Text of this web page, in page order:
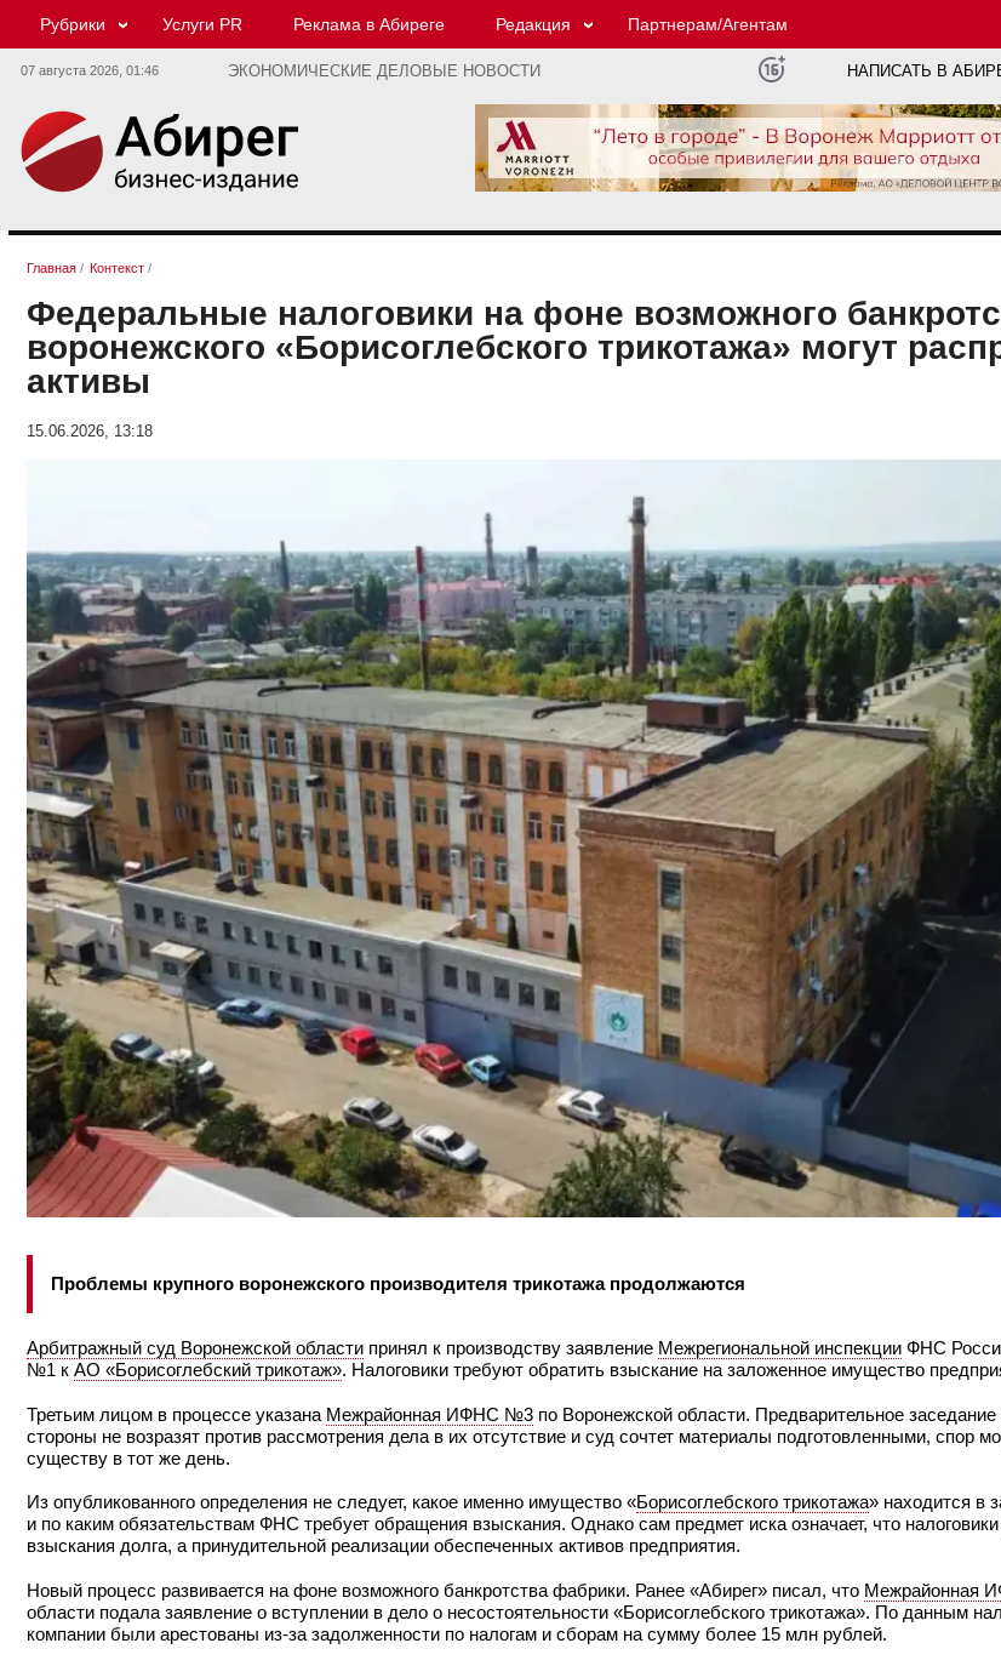
Рубрики Услуги PR Реклама в Абиреге Редакция Партнерам/Агентам
07 августа 2026, 01:46 ЭКОНОМИЧЕСКИЕ ДЕЛОВЫЕ НОВОСТИ НАПИСАТЬ В
Главная / Контекст /
Федеральные налоговики на фоне возможного
воронежского «Борисоглебского трикотажа» могут
активы
15.06.2026, 13:18
Проблемы крупного воронежского производителя трикотажа продолжаются
Арбитражный суд Воронежской области принял к производству заявление Межрегиональной инспекции ФНС
№1 к АО «Борисоглебский трикотаж». Налоговики требуют обратить взыскание на заложенное имущество
Третьим лицом в процессе указана Межрайонная ИФНС №3 по Воронежской области. Предварительное
стороны не возразят против рассмотрения дела в их отсутствие и суд сочтет материалы подготовленными, спор
существу в тот же день.
Из опубликованного определения не следует, какое именно имущество «Борисоглебского трикотажа» находится в
и по каким обязательствам ФНС требует обращения взыскания. Однако сам предмет иска означает, что
взыскания долга, а принудительной реализации обеспеченных активов предприятия.
Новый процесс развивается на фоне возможного банкротства фабрики. Ранее «Абирег» писал, что Межрайонная
области подала заявление о вступлении в дело о несостоятельности «Борисоглебского трикотажа». По данным
компании были арестованы из-за задолженности по налогам и сборам на сумму более 15 млн рублей.